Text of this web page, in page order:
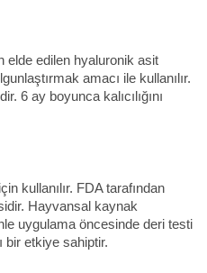
elde edilen hyaluronik asit
amacı ile kullanılır.
6 ay boyunca kalıcılığını
kullanılır. FDA tarafından
Hayvansal kaynak
uygulama öncesinde deri testi
bir etkiye sahiptir.